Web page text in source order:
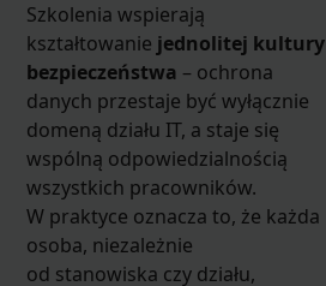
Szkolenia wspierają
kształtowanie jednolitej kultury
bezpieczeństwa – ochrona
danych przestaje być wyłącznie
domeną działu IT, a staje się
wspólną odpowiedzialnością
wszystkich pracowników.
W praktyce oznacza to, że każda
osoba, niezależnie
od stanowiska czy działu,